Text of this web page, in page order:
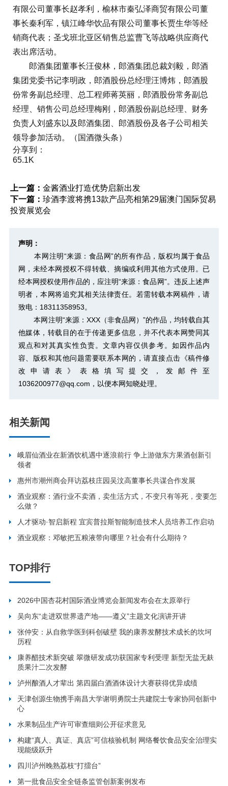
有限公司董事长赵孝利，榆林市秦弘泽商贸有限公司董
事长秦利军，镇江峰华饮品有限公司董事长贾生华等经
销商代表；圣戈班北亚区销售总监曹飞等战略供应商代
表出席活动。
郎酒集团董事长汪俊林，郎酒集团总裁刘毅，郎酒
集团党委书记李明政，郎酒股份总经理汪博炜，郎酒股
份常务副总经理、总工程师蒋英丽，郎酒股份常务副总
经理、销售公司总经理梅刚，郎酒股份副总经理、财务
负责人刘盛东以及郎酒集团、郎酒股份及各子公司相关
领导参加活动。（国酒微头条）
分享到：
65.1K
上一篇： 金酱酒业打造优势启新出发
下一篇： 珍酒李渡将携13款产品亮相第29届澳门国际贸易
投资展览会
声明：
本网注明“来源：食品网”的所有作品，版权均属于食品
网，未经本网授权不得转载、摘编或利用其他方式使用。已
经本网授权使用作品的，应注明“来源：食品网”。违反上述声
明者，本网将追究其相关法律责任。若需转载本网稿件，请
致电：18311358953。
本网注明“来源：XXX（非食品网）”的作品，均转载自其
他媒体，转载目的在于传递更多信息，并不代表本网赞同其
观点和对其真实性负责。文章内容仅供参考。如因作品内
容、版权和其他问题需要联系本网的，请直接点击 《稿件修
改申请表》 表格填写提交，发邮件至
1036200977@qq.com，以便本网知晓处理。
相关新闻
峨眉仙酒业在新酒饮机遇中逐浪前行 争上游做东方果酒创新引
领者
惠州市潮州商会拜访荔枝庄园吴汶高董事长共谋合作发展
酒业观察：酒行业不卖酒，卖生活方式，不变只有等死，变要怎
么做？
人才驱动·智启新程 宜宾普拉斯智能制造技术人员培养工作启动
酒业观察：邓敏把五粮液带向哪里？社会有什么期待？
TOP排行
2026中国杏花村国际酒业博览会新闻发布会在太原举行
吴向东“走进双世界遗产地——遵义”主题文化演讲开讲
张仲安：从自救学医到科创破壁 我的康养发酵技术成长的坎坷
历程
康养醋技术新突破 翠微研发成功获国家专利受理 新型无盐无麸
质果汁二次发酵
泸州酿酒人才辈出 第四届白酒酒体设计大赛获得优异成绩
天津创源生物携手南昌大学谢明勇院士共建院士专家协同创新中
心
水果制品生产许可审查细则公开征求意见
构建“真人、真证、真店”可信核验机制 网络餐饮食品安全治理实
现能级跃升
四川泸州晚熟荔枝“打擂台”
第一批食品安全全链条监管创新案例发布